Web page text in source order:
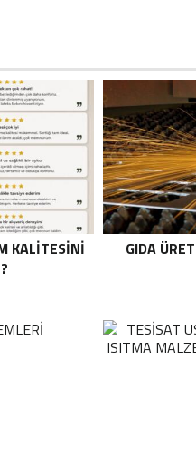
KALITESINI
GIDA